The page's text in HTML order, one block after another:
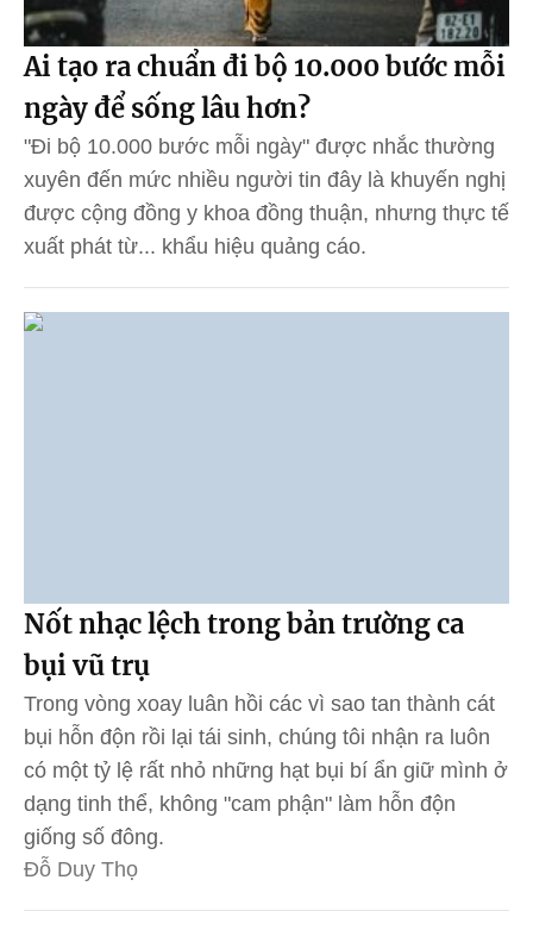
Ai tạo ra chuẩn đi bộ 10.000 bước mỗi
ngày để sống lâu hơn?
"Đi bộ 10.000 bước mỗi ngày" được nhắc thường
xuyên đến mức nhiều người tin đây là khuyến nghị
được cộng đồng y khoa đồng thuận, nhưng thực tế
xuất phát từ... khẩu hiệu quảng cáo.
Nốt nhạc lệch trong bản trường ca
bụi vũ trụ
Trong vòng xoay luân hồi các vì sao tan thành cát
bụi hỗn độn rồi lại tái sinh, chúng tôi nhận ra luôn
có một tỷ lệ rất nhỏ những hạt bụi bí ẩn giữ mình ở
dạng tinh thể, không "cam phận" làm hỗn độn
giống số đông.
Đỗ Duy Thọ